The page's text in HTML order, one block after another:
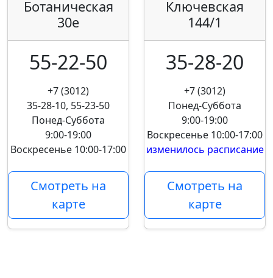
Ботаническая
30е
55-22-50
+7 (3012)
35-28-10, 55-23-50
Понед-Суббота
9:00-19:00
Воскресенье 10:00-17:00
Смотреть на
карте
Ключевская
144/1
35-28-20
+7 (3012)
Понед-Суббота
9:00-19:00
Воскресенье 10:00-17:00
изменилось расписание
Смотреть на
карте